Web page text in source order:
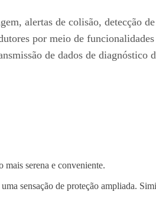
alertas de colisão, detecção
por meio de
de dados de diagnóstico
serena e conveniente.
sensação de proteção ampliada.